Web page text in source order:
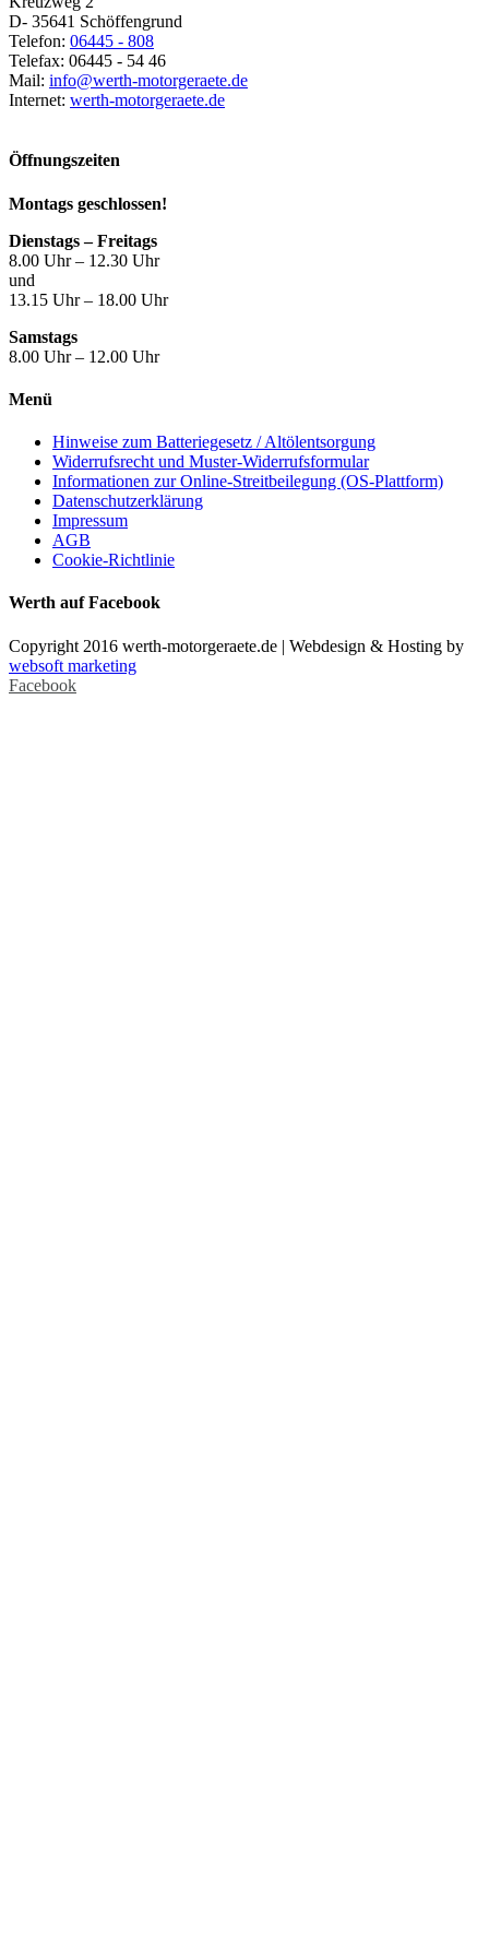
D- 35641 Schöffengrund
Telefon: 06445 - 808
Telefax: 06445 - 54 46
Mail: info@werth-motorgeraete.de
Internet: werth-motorgeraete.de
Öffnungszeiten
Montags geschlossen!
Dienstags – Freitags
8.00 Uhr – 12.30 Uhr
und
13.15 Uhr – 18.00 Uhr
Samstags
8.00 Uhr – 12.00 Uhr
Menü
Hinweise zum Batteriegesetz / Altölentsorgung
Widerrufsrecht und Muster-Widerrufsformular
Informationen zur Online-Streitbeilegung (OS-Plattform)
Datenschutzerklärung
Impressum
AGB
Cookie-Richtlinie
Werth auf Facebook
Copyright 2016 werth-motorgeraete.de | Webdesign & Hosting by
websoft marketing
Facebook